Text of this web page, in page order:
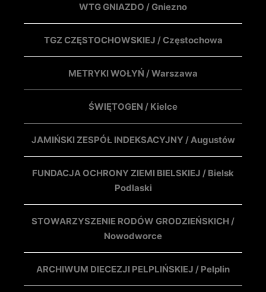
WTG GNIAZDO / Gniezno
TGZ CZĘSTOCHOWSKIEJ / Częstochowa
METRYKI WOŁYŃ / Warszawa
ŚWIĘTOGEN / Kielce
JAMIŃSKI ZESPÓŁ INDEKSACYJNY / Augustów
FUNDACJA OCHRONY ZIEMI BIELSKIEJ / Bielsk
Podlaski
STOWARZYSZENIE RODÓW GRODZIEŃSKICH /
Nowodworce
ARCHIWUM DIECEZJI PELPLIŃSKIEJ / Pelplin